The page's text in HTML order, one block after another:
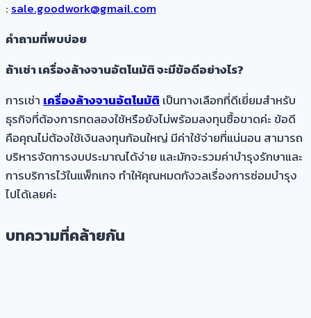
: sale.goodwork@gmail.com
คำถามที่พบบ่อย
ถ้าเช่า เครื่องล้างจานอัตโนมัติ จะมีข้อดีอย่างไร?
การเช่า เครื่องล้างจานอัตโนมัติ เป็นทางเลือกที่ดีเยี่ยมสำหรับ
ธุรกิจที่ต้องการทดลองใช้หรือยังไม่พร้อมลงทุนซื้อขาดค่ะ ข้อดี
คือคุณไม่ต้องใช้เงินลงทุนก้อนใหญ่ มีค่าใช้จ่ายที่แน่นอน สามารถ
บริหารจัดการงบประมาณได้ง่าย และมักจะรวมค่าบำรุงรักษาและ
การบริการไว้ในแพ็กเกจ ทำให้คุณหมดกังวลเรื่องการซ่อมบำรุง
ไปได้เลยค่ะ
บทความที่คล้ายกัน